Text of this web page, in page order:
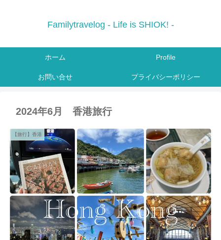
Familytravelog - Life is SHIOK! -
ホーム Profile
お問い合せ プライバシーポリシー
2024年6月 香港旅行
【旅行】香港